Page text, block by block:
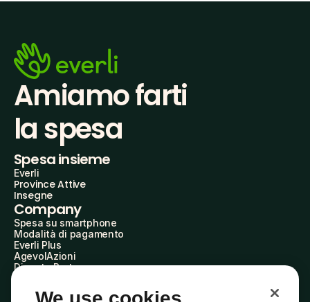
Amiamo farti
la spesa
Spesa insieme
Everli
Province Attive
Insegne
Company
Spesa su smartphone
Modalità di pagamento
Everli Plus
AgevolAzioni
Diventa Partner
Everli Shoppers